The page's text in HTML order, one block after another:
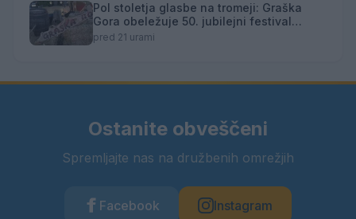
Pol stoletja glasbe na tromeji: Graška
Gora obeležuje 50. jubilejni festival
narodno-zabavne glasbe
pred 21 urami
Ostanite obveščeni
Spremljajte nas na družbenih omrežjih
Facebook Instagram